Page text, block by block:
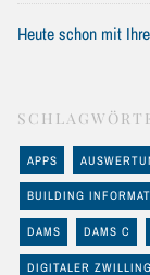
Heute schon mit
APPS
BUILDING
DAMS DAMS C
DIGITALER ZWILLING